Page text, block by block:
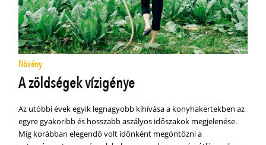
Növény
A zöldségek vízigénye
Az utóbbi évek egyik legnagyobb kihívása a konyhakertekben az
egyre gyakoribb és hosszabb aszályos időszakok megjelenése.
Míg korábban elegendő volt időnként megöntözni a